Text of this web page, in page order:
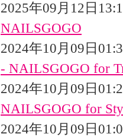
2025年09月12日
NAILSGOGO
2024年10月09日
- NAILSGOGO for
2024年10月09日
NAILSGOGO for
2024年10月09日